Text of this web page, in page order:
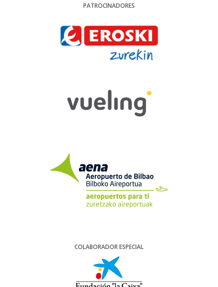
PATROCINADORES
COLABORADOR ESPECIAL